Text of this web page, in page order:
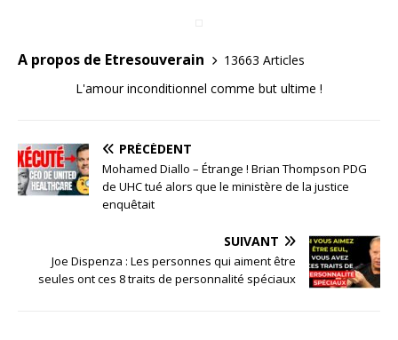
A propos de Etresouverain
13663 Articles
L'amour inconditionnel comme but ultime !
PRÉCÉDENT
Mohamed Diallo – Étrange ! Brian Thompson PDG
de UHC tué alors que le ministère de la justice
enquêtait
SUIVANT
Joe Dispenza : Les personnes qui aiment être
seules ont ces 8 traits de personnalité spéciaux